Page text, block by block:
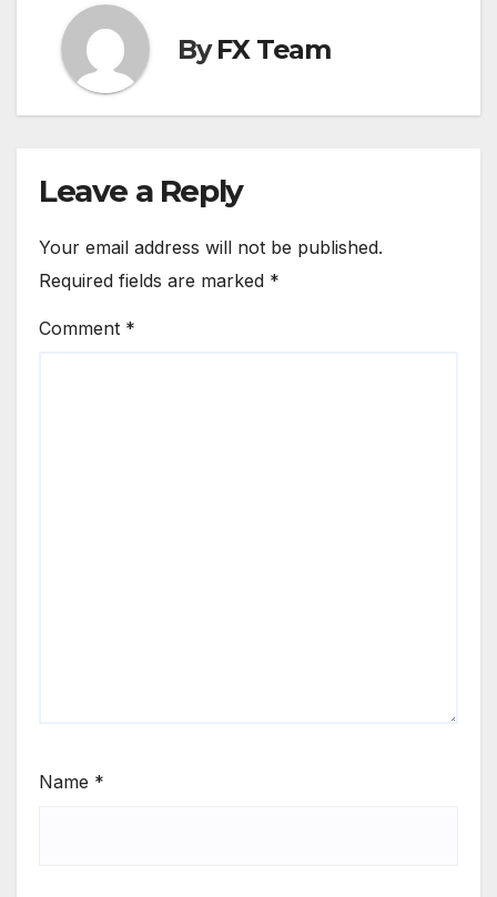
ByFX Team
Leave a Reply
Your email address will not be published.
Required fields are marked *
Comment *
Name *